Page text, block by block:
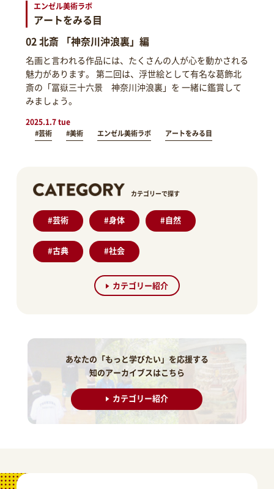
エンゼル美術ラボ
アートをみる目
02 北斎 「神奈川沖浪裏」編
名画と言われる作品には、たくさんの人が心を動かされる
魅力があります。 第二回は、浮世絵として有名な葛飾北
斎の「冨嶽三十六景 神奈川沖浪裏」を 一緒に鑑賞して
みましょう。
2025.1.7 tue
#芸術 #美術 エンゼル美術ラボ アートをみる目
カテゴリーで探す
カテゴリー紹介
#芸術 #身体 #自然
#古典 #社会
あなたの「もっと学びたい」を応援する
知のアーカイブスはこちら
カテゴリー紹介